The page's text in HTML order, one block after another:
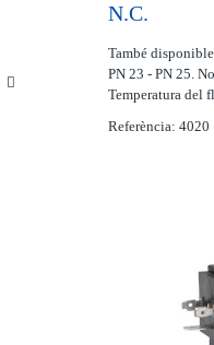
N.C.
També
PN 23 - PN 25.
Temperatura del
Referència: 4020